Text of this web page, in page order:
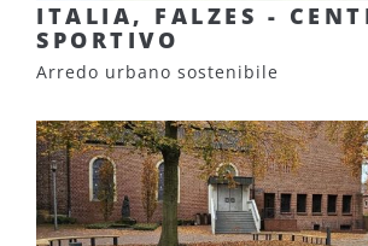
ITALIA, FALZES -
SPORTIVO
Arredo urbano sostenibile